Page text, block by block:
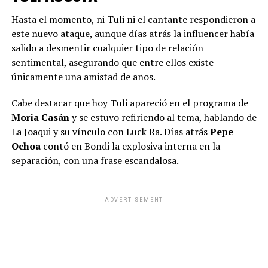
Hasta el momento, ni Tuli ni el cantante respondieron a
este nuevo ataque, aunque días atrás la influencer había
salido a desmentir cualquier tipo de relación
sentimental, asegurando que entre ellos existe
únicamente una amistad de años.
Cabe destacar que hoy Tuli apareció en el programa de
Moria Casány se estuvo refiriendo al tema, hablando de
La Joaqui y su vínculo con Luck Ra. Días atrásPepe
Ochoacontó en Bondi la explosiva interna en la
separación, con una frase escandalosa.
ADVERTISEMENT